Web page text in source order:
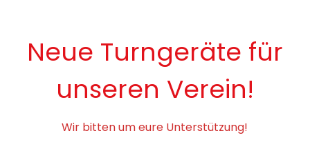
Neue Turngeräte für
unseren Verein!
Wir bitten um eure Unterstützung!